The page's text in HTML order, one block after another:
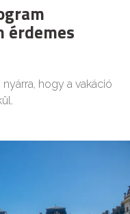
érdemes
hogy a vakáció